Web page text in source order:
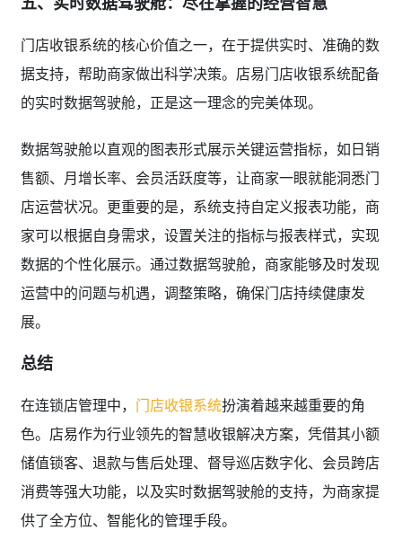
门店收银系统的核心价值之一，在于提供实时、准确的数
据支持，帮助商家做出科学决策。店易门店收银系统配备
的实时数据驾驶舱，正是这一理念的完美体现。
数据驾驶舱以直观的图表形式展示关键运营指标，如日销
售额、月增长率、会员活跃度等，让商家一眼就能洞悉门
店运营状况。更重要的是，系统支持自定义报表功能，商
家可以根据自身需求，设置关注的指标与报表样式，实现
数据的个性化展示。通过数据驾驶舱，商家能够及时发现
运营中的问题与机遇，调整策略，确保门店持续健康发
展。
总结
在连锁店管理中， 门店收银系统扮演着越来越重要的角
色。店易作为行业领先的智慧收银解决方案，凭借其小额
储值锁客、退款与售后处理、督导巡店数字化、会员跨店
消费等强大功能，以及实时数据驾驶舱的支持，为商家提
供了全方位、智能化的管理手段。